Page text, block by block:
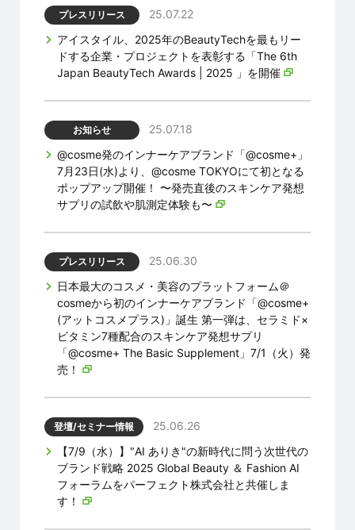
プレスリリース
25.07.22
アイスタイル、2025年のBeautyTechを最もリー
ドする企業・プロジェクトを表彰する「The 6th
Japan BeautyTech Awards | 2025 」を開催
お知らせ
25.07.18
@cosme発のインナーケアブランド「@cosme+」
7月23日(水)より、@cosme TOKYOにて初となる
ポップアップ開催！ 〜発売直後のスキンケア発想
サプリの試飲や肌測定体験も〜
プレスリリース
25.06.30
日本最大のコスメ・美容のプラットフォーム＠
cosmeから初のインナーケアブランド「@cosme+
(アットコスメプラス)」誕生 第一弾は、セラミド×
ビタミン7種配合のスキンケア発想サプリ
「@cosme+ The Basic Supplement」7/1（火）発
売！
登壇/セミナー情報
25.06.26
【7/9（水）】"AI ありき"の新時代に問う次世代の
ブランド戦略 2025 Global Beauty ＆ Fashion AI
フォーラムをパーフェクト株式会社と共催しま
す！